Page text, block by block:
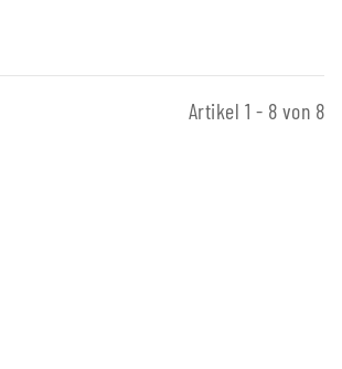
Artikel 1 - 8 von 8